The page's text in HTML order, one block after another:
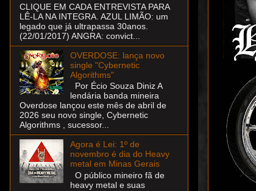
CLIQUE EM CADA ENTREVISTA PARA
LÊ-LA NA INTEGRA. AZUL LIMÃO: um
legado que já ultrapassa 30anos.
(22/01/2017) ANGRA: convict...
OVERDOSE: lança novo
single "Cybernetic
Algorithms"
Por Écio Souza Diniz A
lendária banda mineira
Overdose lançou este mês de abril de
2026 seu novo single, Cybernetic
Algorithms , sucessor...
Agora é Lei: 1º de
novembro é dia do Heavy
metal em Minas Gerais
O público mineiro fã de
heavy metal e suas